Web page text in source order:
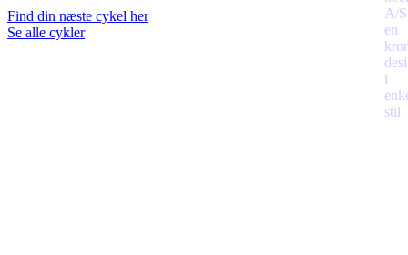
Find din næste cykel her
Se alle cykler